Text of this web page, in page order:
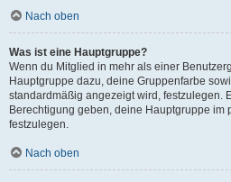
Nach oben
Was ist eine Hauptgruppe?
Wenn du Mitglied in mehr als einer
Hauptgruppe dazu, deine Gruppenfarbe
standardmäßig angezeigt wird, festzulegen.
Berechtigung geben, deine Hauptgruppe im
festzulegen.
Nach oben